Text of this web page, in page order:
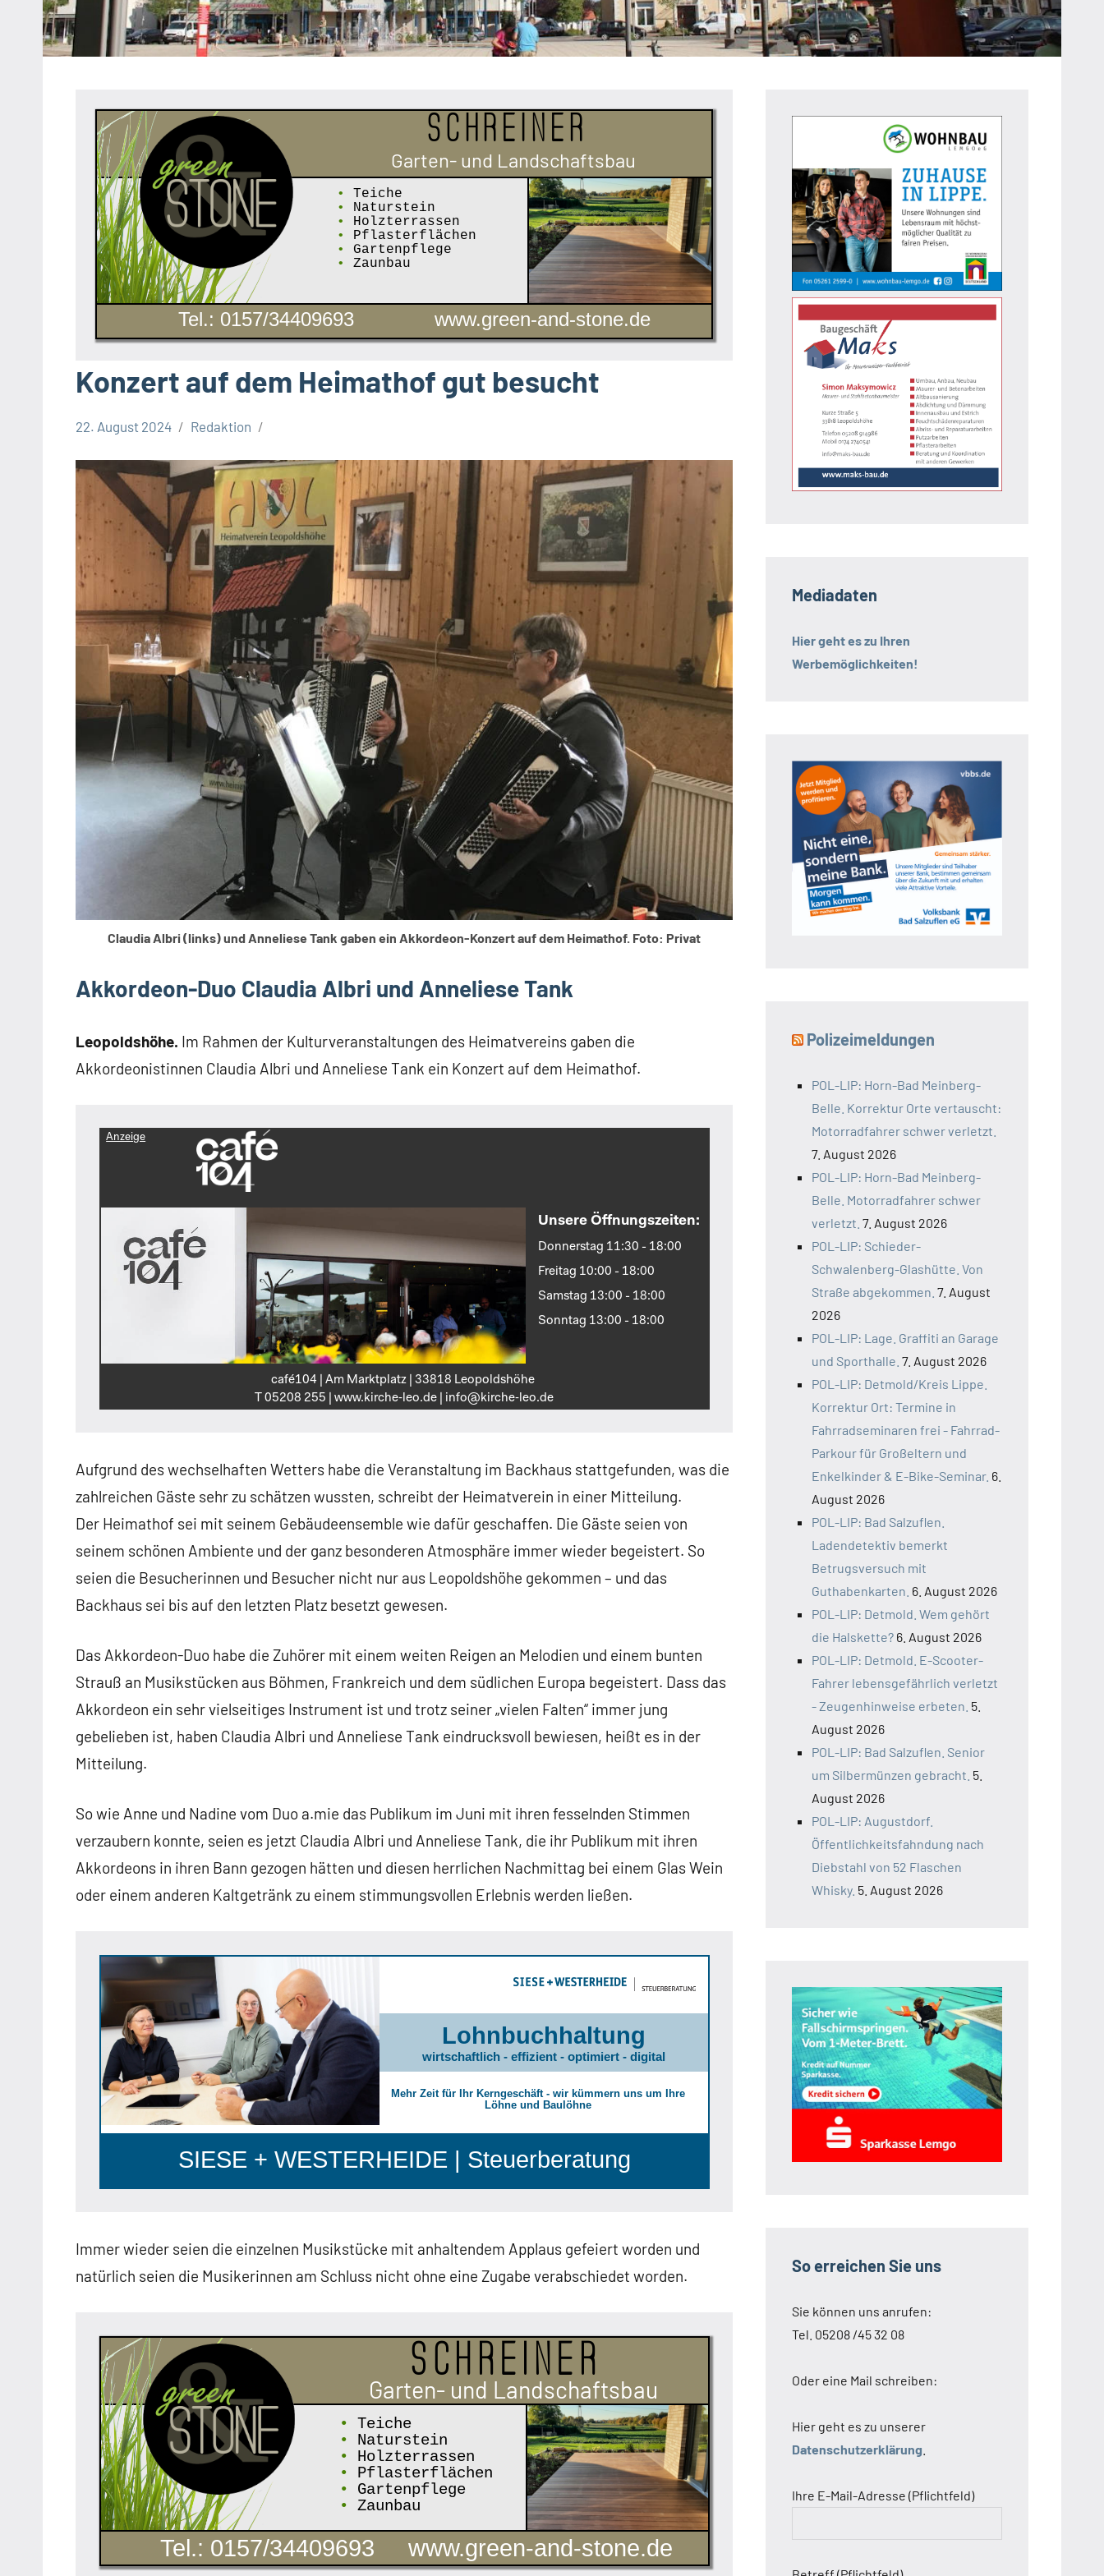
Heipke,
Leopoldshöhe,
Schreiner
Garten- und Landschaftsbau
•
Teiche
•
Naturstein
•
Holzterrassen
•
Pflasterflächen
•
Gartenpflege
•
Zaunbau
Tel.: 0157/34409693 www.green-and-stone.de
Konzert auf dem Heimathof gut besucht
Gesellschaft
Leopoldshöhe
22. August 2024 Redaktion
Claudia Albri (links) und Anneliese Tank gaben ein Akkordeon-Konzert auf dem Heimathof. Foto: Privat
Akkordeon-Duo Claudia Albri und Anneliese Tank
Leopoldshöhe. Im Rahmen der Kulturveranstaltungen des Heimatvereins gaben die
Akkordeonistinnen Claudia Albri und Anneliese Tank ein Konzert auf dem Heimathof.
Anzeige
Unsere Öffnungszeiten:
Donnerstag 11:30 - 18:00
Freitag 10:00 - 18:00
Samstag 13:00 - 18:00
Sonntag 13:00 - 18:00
café104 | Am Marktplatz | 33818 Leopoldshöhe
T 05208 255 | www.kirche‑leo.de | info@kirche‑leo.de
Aufgrund des wechselhaften Wetters habe die Veranstaltung im Backhaus stattgefunden, was die
zahlreichen Gäste sehr zu schätzen wussten, schreibt der Heimatverein in einer Mitteilung.
Der Heimathof sei mit seinem Gebäudeensemble wie dafür geschaffen. Die Gäste seien von
seinem schönen Ambiente und der ganz besonderen Atmosphäre immer wieder begeistert. So
seien die Besucherinnen und Besucher nicht nur aus Leopoldshöhe gekommen – und das
Backhaus sei bis auf den letzten Platz besetzt gewesen.
Das Akkordeon-Duo habe die Zuhörer mit einem weiten Reigen an Melodien und einem bunten
Strauß an Musikstücken aus Böhmen, Frankreich und dem südlichen Europa begeistert. Dass das
Akkordeon ein sehr vielseitiges Instrument ist und trotz seiner „vielen Falten“ immer jung
gebelieben ist, haben Claudia Albri und Anneliese Tank eindrucksvoll bewiesen, heißt es in der
Mitteilung.
So wie Anne und Nadine vom Duo a.mie das Publikum im Juni mit ihren fesselnden Stimmen
verzaubern konnte, seien es jetzt Claudia Albri und Anneliese Tank, die ihr Publikum mit ihren
Akkordeons in ihren Bann gezogen hätten und diesen herrlichen Nachmittag bei einem Glas Wein
oder einem anderen Kaltgetränk zu einem stimmungsvollen Erlebnis werden ließen.
Anzeige
Lohnbuchhaltung
wirtschaftlich - effizient - optimiert - digital
Mehr Zeit für Ihr Kerngeschäft - wir kümmern uns um Ihre
Löhne und Baulöhne
SIESE + WESTERHEIDE | Steuerberatung
Immer wieder seien die einzelnen Musikstücke mit anhaltendem Applaus gefeiert worden und
natürlich seien die Musikerinnen am Schluss nicht ohne eine Zugabe verabschiedet worden.
Schreiner
Garten- und Landschaftsbau
• Teiche
• Naturstein
• Holzterrassen
• Pflasterflächen
• Gartenpflege
• Zaunbau
Tel.: 0157/34409693 www.green-and-stone.de
Mediadaten
Hier geht es zu Ihren
Werbemöglichkeiten!
Polizeimeldungen
POL-LIP: Horn-Bad Meinberg-
Belle. Korrektur Orte vertauscht:
Motorradfahrer schwer verletzt.
7. August 2026
POL-LIP: Horn-Bad Meinberg-
Belle. Motorradfahrer schwer
verletzt. 7. August 2026
POL-LIP: Schieder-
Schwalenberg-Glashütte. Von
Straße abgekommen. 7. August
2026
POL-LIP: Lage. Graffiti an Garage
und Sporthalle. 7. August 2026
POL-LIP: Detmold/Kreis Lippe.
Korrektur Ort: Termine in
Fahrradseminaren frei - Fahrrad-
Parkour für Großeltern und
Enkelkinder & E-Bike-Seminar. 6.
August 2026
POL-LIP: Bad Salzuflen.
Ladendetektiv bemerkt
Betrugsversuch mit
Guthabenkarten. 6. August 2026
POL-LIP: Detmold. Wem gehört
die Halskette? 6. August 2026
POL-LIP: Detmold. E-Scooter-
Fahrer lebensgefährlich verletzt
- Zeugenhinweise erbeten. 5.
August 2026
POL-LIP: Bad Salzuflen. Senior
um Silbermünzen gebracht. 5.
August 2026
POL-LIP: Augustdorf.
Öffentlichkeitsfahndung nach
Diebstahl von 52 Flaschen
Whisky. 5. August 2026
So erreichen Sie uns
Sie können uns anrufen:
Tel. 05208 /45 32 08
Oder eine Mail schreiben:
Hier geht es zu unserer
Datenschutzerklärung
Ihre E-Mail-Adresse (Pflichtfeld)